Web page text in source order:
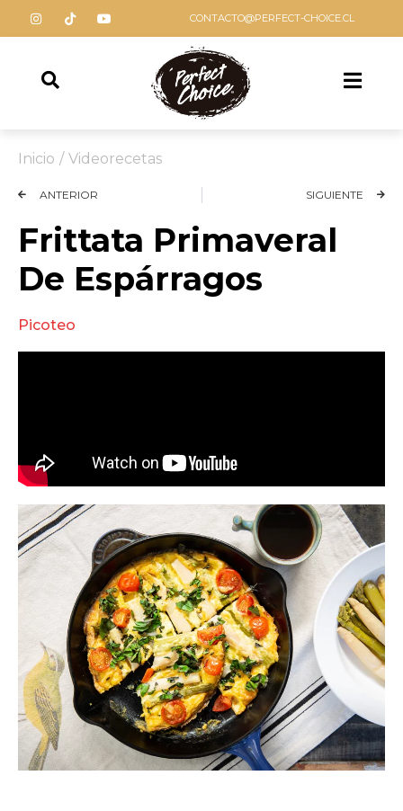
CONTACTO@PERFECT-CHOICE.CL
Inicio / Videorecetas
ANTERIOR SIGUIENTE
Frittata Primaveral
De Espárragos
Picoteo